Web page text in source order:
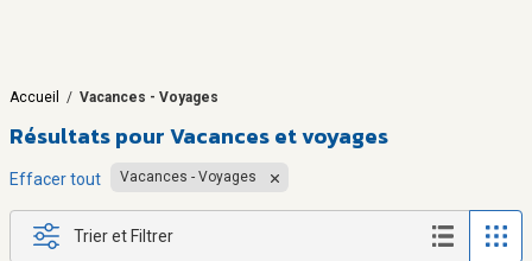
Accueil / Vacances - Voyages
Résultats pourVacances et voyages
Effacer tout Vacances - Voyages
Trier et Filtrer